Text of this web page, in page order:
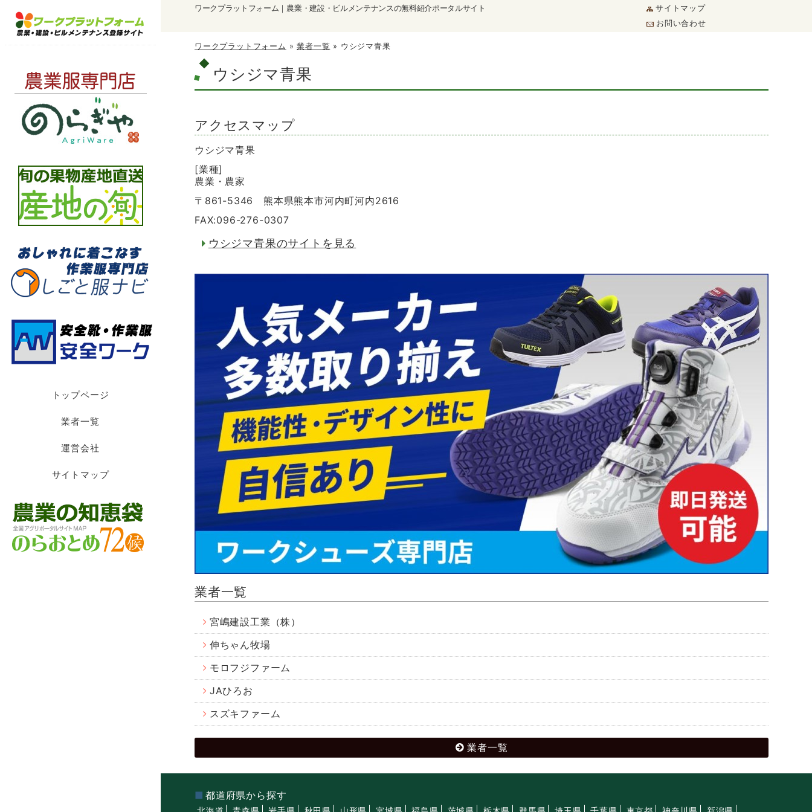
ワークプラットフォーム｜農業・建設・ビルメンテナンスの無料紹介ポータルサイト
サイトマップ
お問い合わせ
トップページ
業者一覧
運営会社
サイトマップ
ワークプラットフォーム »業者一覧 » ウシジマ青果
ウシジマ青果
アクセスマップ
ウシジマ青果
[業種]
農業・農家
〒861-5346 熊本県熊本市河内町河内2616
FAX:096-276-0307
ウシジマ青果のサイトを見る
業者一覧
宮嶋建設工業（株）
伸ちゃん牧場
モロフジファーム
JAひろお
スズキファーム
業者一覧
都道府県から探す